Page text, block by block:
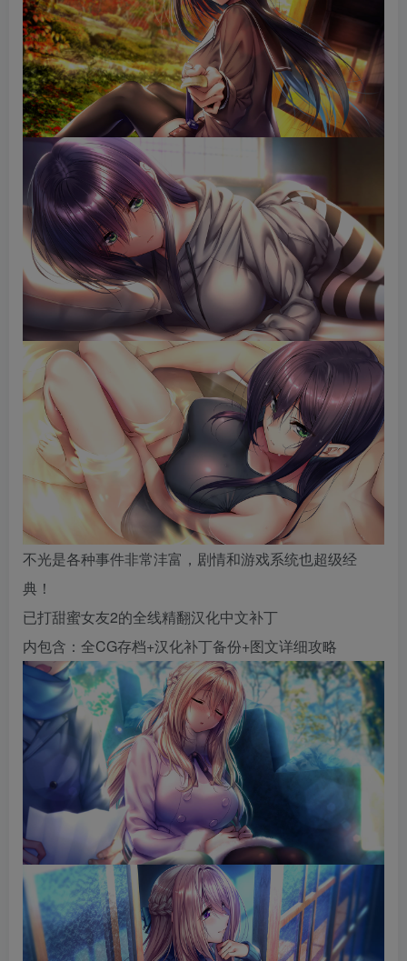
不光是各种事件非常沣富，剧情和游戏系统也超级经
典！
已打甜蜜女友2的全线精翻汉化中文补丁
内包含：全CG存档+汉化补丁备份+图文详细攻略